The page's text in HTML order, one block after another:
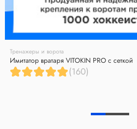
Тренажеры и ворота
Имитатор вратаря VITOKIN PRO с сеткой
(160)